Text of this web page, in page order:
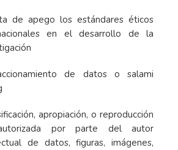
de apego los estándares éticos
en el desarrollo de la
de datos o salami
apropiación, o reproducción
por parte del autor
de datos, figuras, imágenes,